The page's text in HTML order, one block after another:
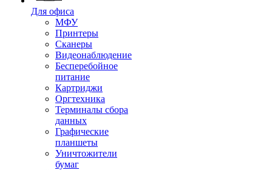
Для офиса
МФУ
Принтеры
Сканеры
Видеонаблюдение
Бесперебойное
питание
Картриджи
Оргтехника
Терминалы сбора
данных
Графические
планшеты
Уничтожители
бумаг